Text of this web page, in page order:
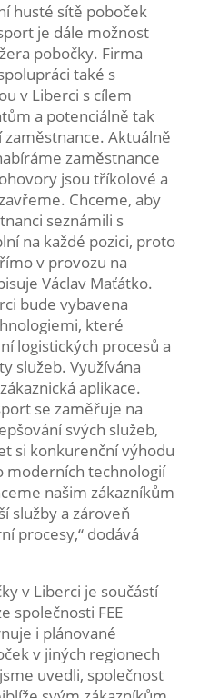
husté sítě poboček
je dále možnost
pobočky. Firma
také s
v Liberci s cílem
a potenciálně tak
Aktuálně
zaměstnance
jsou tříkolové a
Chceme, aby
seznámili s
na každé pozici, proto
v provozu na
Václav Maťátko.
bude vybavena
které
logistických procesů a
služeb. Využívána
aplikace.
se zaměřuje na
svých služeb,
si konkurenční výhodu
moderních technologií
našim zákazníkům
služby a zároveň
procesy,“ dodává
v Liberci je součástí
společnosti FEE
i plánované
v jiných regionech
uvedli, společnost